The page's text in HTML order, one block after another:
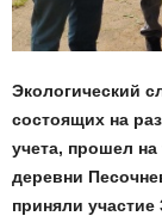
Экологический
состоящих на
учета, прошел
деревни
приняли